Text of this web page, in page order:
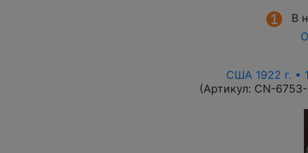
В
США 1922 г. •
(Артикул: CN-